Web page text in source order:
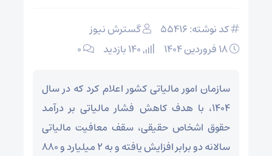
کد نوشته: 55416
گسترش نیوز
۰
سازمان امور مالیاتی کشور اعلام کرد که در سال
۱۴۰۴، با هدف کاهش فشار مالیاتی بر درآمد
حقوق اشخاص حقیقی، سقف معافیت مالیاتی
سالانه دو برابر افزایش یافته و به ۲ میلیارد و ۸۸۰